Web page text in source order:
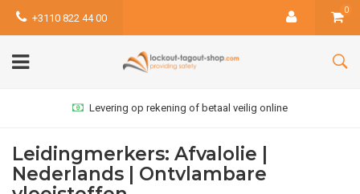
+3110 822 44 00
0
Levering op rekening of betaal veilig online
Leidingmerkers: Afvalolie |
Nederlands | Ontvlambare